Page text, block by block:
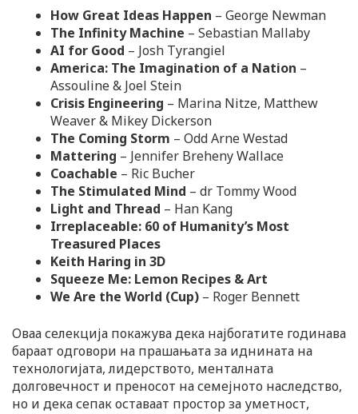
How Great Ideas Happen – George Newman
The Infinity Machine – Sebastian Mallaby
AI for Good – Josh Tyrangiel
America: The Imagination of a Nation –
Assouline & Joel Stein
Crisis Engineering – Marina Nitze, Matthew
Weaver & Mikey Dickerson
The Coming Storm – Odd Arne Westad
Mattering – Jennifer Breheny Wallace
Coachable – Ric Bucher
The Stimulated Mind – dr Tommy Wood
Light and Thread – Han Kang
Irreplaceable: 60 of Humanity’s Most
Treasured Places
Keith Haring in 3D
Squeeze Me: Lemon Recipes & Art
We Are the World (Cup) – Roger Bennett
Оваа селекција покажува дека најбогатите годинава
бараат одговори на прашањата за иднината на
технологијата, лидерството, менталната
долговечност и преносот на семејното наследство,
но и дека сепак оставаат простор за уметност,